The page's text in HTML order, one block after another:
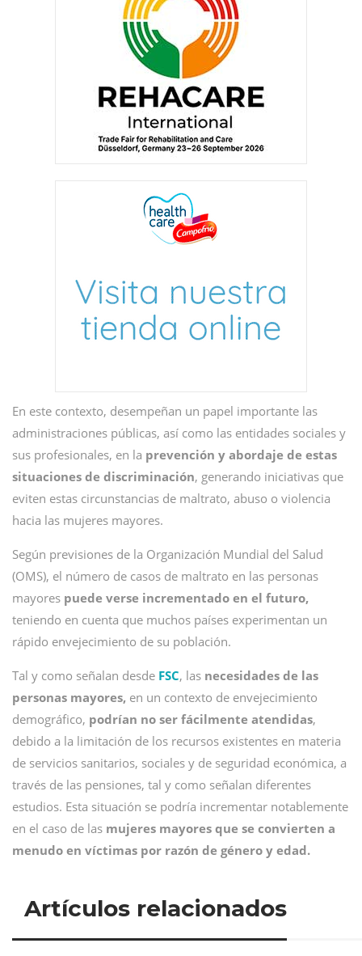
En este contexto, desempeñan un papel importante las
administraciones públicas, así como las entidades sociales y
sus profesionales, en la prevención y abordaje de estas
situaciones de discriminación, generando iniciativas que
eviten estas circunstancias de maltrato, abuso o violencia
hacia las mujeres mayores.
Según previsiones de la Organización Mundial del Salud
(OMS), el número de casos de maltrato en las personas
mayores puede verse incrementado en el futuro,
teniendo en cuenta que muchos países experimentan un
rápido envejecimiento de su población.
Tal y como señalan desde FSC, las necesidades de las
personas mayores, en un contexto de envejecimiento
demográfico, podrían no ser fácilmente atendidas,
debido a la limitación de los recursos existentes en materia
de servicios sanitarios, sociales y de seguridad económica, a
través de las pensiones, tal y como señalan diferentes
estudios. Esta situación se podría incrementar notablemente
en el caso de las mujeres mayores que se convierten a
menudo en víctimas por razón de género y edad.
Artículos relacionados